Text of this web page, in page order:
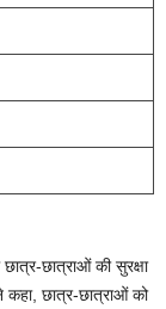
छात्र-छात्राओं की सुरक्षा
कहा, छात्र-छात्राओं को